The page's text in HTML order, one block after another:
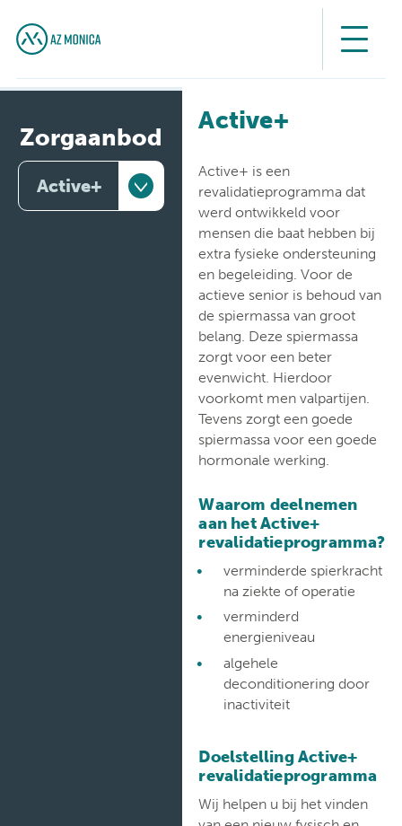
Zorgaanbod
Active+
Active+
Active+ is een
revalidatieprogramma dat
werd ontwikkeld voor
mensen die baat hebben bij
extra fysieke ondersteuning
en begeleiding. Voor de
actieve senior is behoud van
de spiermassa van groot
belang. Deze spiermassa
zorgt voor een beter
evenwicht. Hierdoor
voorkomt men valpartijen.
Tevens zorgt een goede
spiermassa voor een goede
hormonale werking.
Waarom deelnemen
aan het Active+
revalidatieprogramma?
verminderde spierkracht
na ziekte of operatie
verminderd
energieniveau
algehele
deconditionering door
inactiviteit
Doelstelling Active+
revalidatieprogramma
Wij helpen u bij het vinden